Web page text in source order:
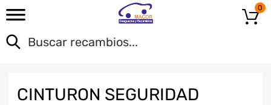
0
CINTURON SEGURIDAD